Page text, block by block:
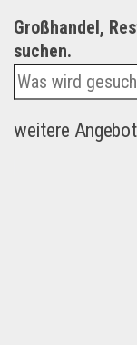
Großhandel,
suchen.
weitere